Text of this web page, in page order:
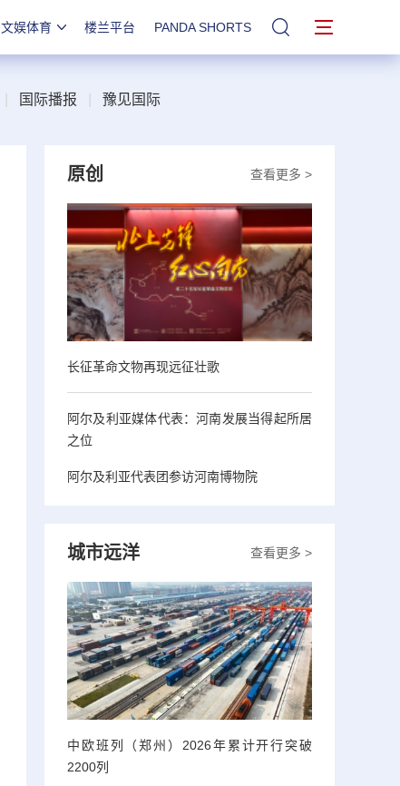
文娱体育 楼兰平台 PANDA SHORTS 站内搜索
国际播报 豫见国际
查看更多 >
原创
长征革命文物再现远征壮歌
阿尔及利亚媒体代表：河南发展当得起所居
之位
阿尔及利亚代表团参访河南博物院
查看更多 >
城市远洋
中欧班列（郑州）2026年累计开行突破
2200列